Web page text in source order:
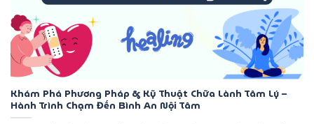
Khám Phá Phương Pháp & Kỹ Thuật Chữa Lành Tâm Lý –
Hành Trình Chạm Đến Bình An Nội Tâm